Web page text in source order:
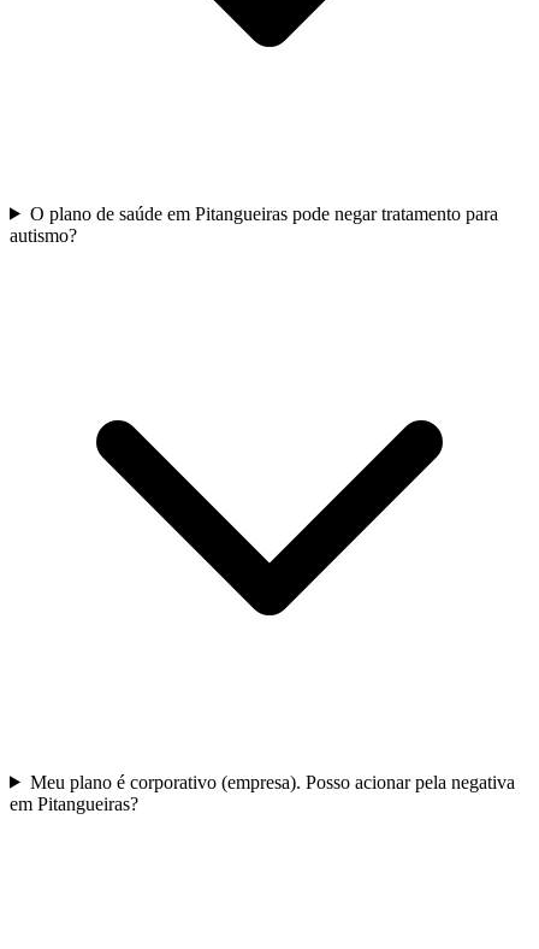
O plano de saúde em Pitangueiras pode negar tratamento para
autismo?
Meu plano é corporativo (empresa). Posso acionar pela negativa
em Pitangueiras?